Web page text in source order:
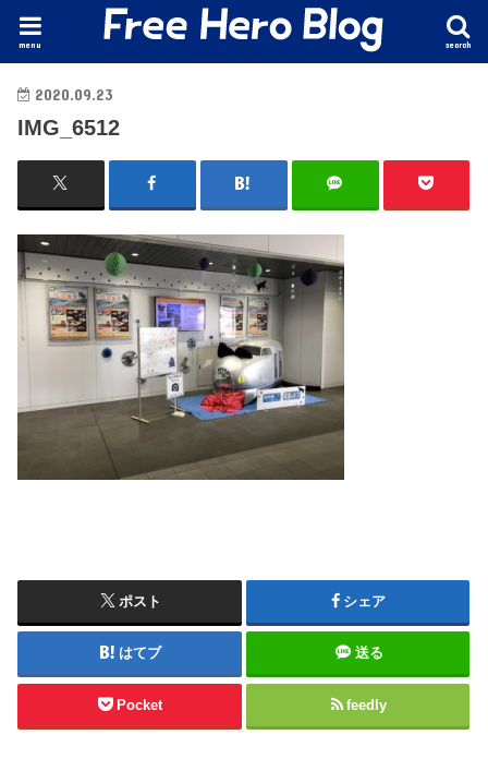
search
menu
2020.09.23
IMG_6512
ポスト シェア
はてブ 送る
Pocket feedly